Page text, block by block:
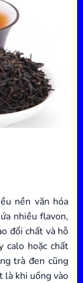
nền văn hóa
nhiều flavon,
đổi chất và hỗ
calo hoặc chất
trà đen cũng
là khi uống vào